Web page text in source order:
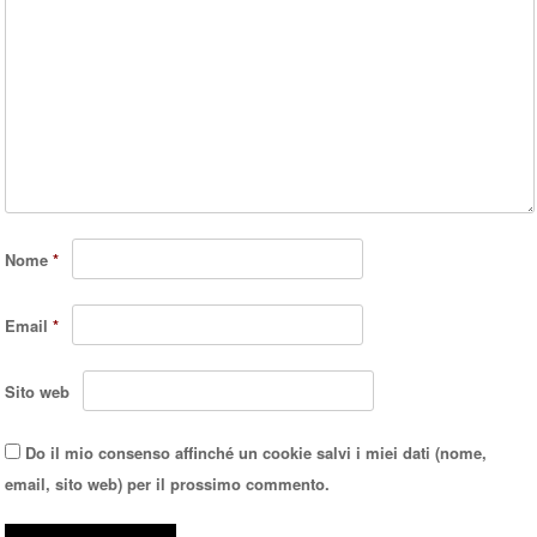
Nome*
Email*
Sito web
Do il mio consenso affinché un cookie salvi i miei dati (nome,
email, sito web) per il prossimo commento.